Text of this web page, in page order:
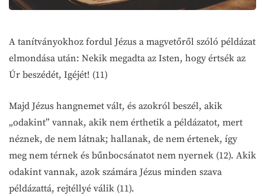
A tanítványokhoz fordul Jézus a magvetőről szóló példázat
elmondása után: Nekik megadta az Isten, hogy értsék az
Úr beszédét, Igéjét! (11)
Majd Jézus hangnemet vált, és azokról beszél, akik
„odakint” vannak, akik nem érthetik a példázatot, mert
néznek, de nem látnak; hallanak, de nem értenek, így
meg nem térnek és bűnbocsánatot nem nyernek (12). Akik
odakint vannak, azok számára Jézus minden szava
példázattá, rejtéllyé válik (11).